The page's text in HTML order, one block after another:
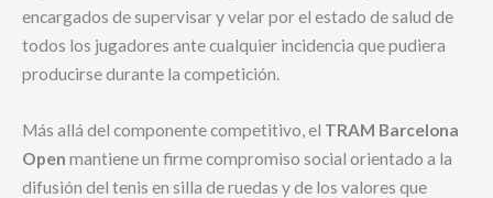
encargados de supervisar y velar por el estado de salud de
todos los jugadores ante cualquier incidencia que pudiera
producirse durante la competición.
Más allá del componente competitivo, el TRAM Barcelona
Open mantiene un firme compromiso social orientado a la
difusión del tenis en silla de ruedas y de los valores que